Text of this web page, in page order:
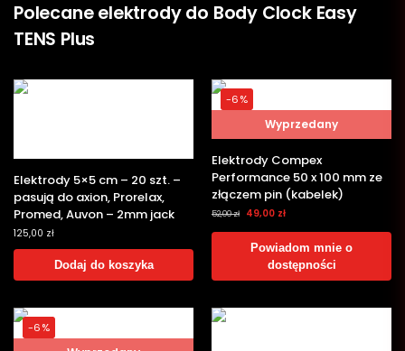
Polecane elektrody do Body Clock Easy
TENS Plus
Elektrody 5×5 cm – 20 szt. –
pasują do axion, Prorelax,
Promed, Auvon – 2mm jack
125,00 zł
Dodaj do koszyka
-6%
Wyprzedany
Elektrody Compex
Performance 50 x 100 mm ze
złączem pin (kabelek)
52,00zł 49,00 zł
Powiadom mnie o
dostępności
-6%